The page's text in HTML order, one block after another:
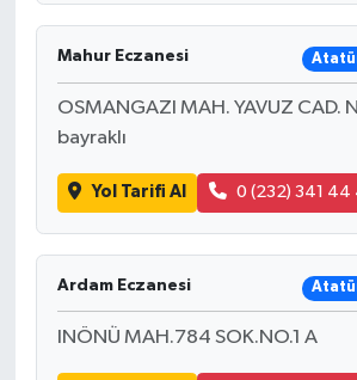
Mahur Eczanesi
OSMANGAZI MAH. YAVUZ CAD.
bayraklı
Yol Tarifi Al 0 (232) 341 44
Ardam Eczanesi
INÖNÜ MAH.784 SOK.NO.1 A